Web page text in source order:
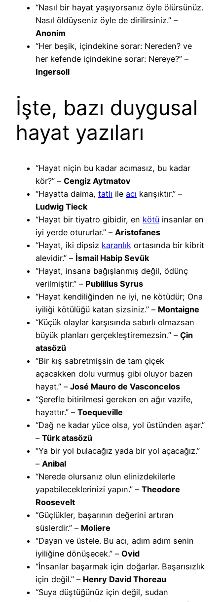
“Nasıl bir hayat yaşıyorsanız öyle ölürsünüz.
Nasıl öldüyseniz öyle de dirilirsiniz.” –
Anonim
“Her beşik, içindekine sorar: Nereden? ve
her kefende içindekine sorar: Nereye?” –
Ingersoll
İşte, bazı duygusal
hayat yazıları
“Hayat niçin bu kadar acımasız, bu kadar
kör?” – Cengiz Aytmatov
“Hayatta daima, tatlı ile acı karışıktır.” –
Ludwig Tieck
“Hayat bir tiyatro gibidir, en kötü insanlar en
iyi yerde otururlar.” – Aristofanes
“Hayat, iki dipsiz karanlık ortasında bir kibrit
alevidir.” – İsmail Habip Sevük
“Hayat, insana bağışlanmış değil, ödünç
verilmiştir.” – Publilius Syrus
“Hayat kendiliğinden ne iyi, ne kötüdür; Ona
iyiliği kötülüğü katan sizsiniz.” – Montaigne
“Küçük olaylar karşısında sabırlı olmazsan
büyük planları gerçekleştiremezsin.” – Çin
atasözü
“Bir kış sabretmişsin de tam çiçek
açacakken dolu vurmuş gibi oluyor bazen
hayat.” – José Mauro de Vasconcelos
“Şerefle bitirilmesi gereken en ağır vazife,
hayattır.” – Toequeville
“Dağ ne kadar yüce olsa, yol üstünden aşar.”
– Türk atasözü
“Ya bir yol bulacağız yada bir yol açacağız.”
– Anibal
“Nerede olursanız olun elinizdekilerle
yapabileceklerinizi yapın.” – Theodore
Roosevelt
“Güçlükler, başarının değerini artıran
süslerdir.” – Moliere
“Dayan ve üstele. Bu acı, adım adım senin
iyiliğine dönüşecek.” – Ovid
“İnsanlar başarmak için doğarlar. Başarısızlık
için değil.” – Henry David Thoreau
“Suya düştüğünüz için değil, sudan